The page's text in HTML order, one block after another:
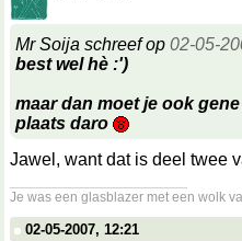
Mr Soija schreef op 02-05-
best wel hè :')
maar dan moet je ook
plaats daro
Jawel, want dat is deel twee
Je was een glasblazer met een wolk
02-05-2007, 12:21